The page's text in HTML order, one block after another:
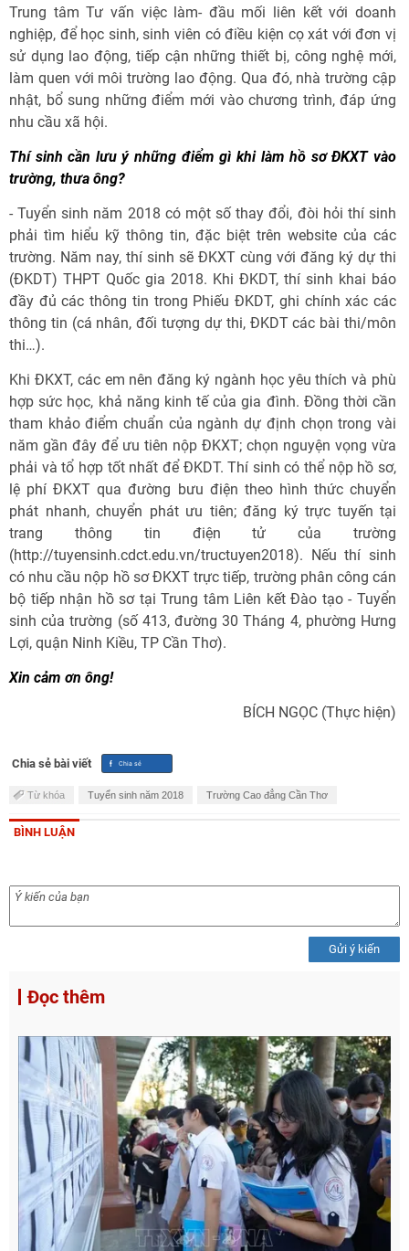
Trung tâm Tư vấn việc làm- đầu mối liên kết với doanh
nghiệp, để học sinh, sinh viên có điều kiện cọ xát với đơn vị
sử dụng lao động, tiếp cận những thiết bị, công nghệ mới,
làm quen với môi trường lao động. Qua đó, nhà trường cập
nhật, bổ sung những điểm mới vào chương trình, đáp ứng
nhu cầu xã hội.
Thí sinh cần lưu ý những điểm gì khi làm hồ sơ ĐKXT vào
trường, thưa ông?
- Tuyển sinh năm 2018 có một số thay đổi, đòi hỏi thí sinh
phải tìm hiểu kỹ thông tin, đặc biệt trên website của các
trường. Năm nay, thí sinh sẽ ĐKXT cùng với đăng ký dự thi
(ĐKDT) THPT Quốc gia 2018. Khi ĐKDT, thí sinh khai báo
đầy đủ các thông tin trong Phiếu ĐKDT, ghi chính xác các
thông tin (cá nhân, đối tượng dự thi, ĐKDT các bài thi/môn
thi…).
Khi ĐKXT, các em nên đăng ký ngành học yêu thích và phù
hợp sức học, khả năng kinh tế của gia đình. Đồng thời cần
tham khảo điểm chuẩn của ngành dự định chọn trong vài
năm gần đây để ưu tiên nộp ĐKXT; chọn nguyện vọng vừa
phải và tổ hợp tốt nhất để ĐKDT. Thí sinh có thể nộp hồ sơ,
lệ phí ĐKXT qua đường bưu điện theo hình thức chuyển
phát nhanh, chuyển phát ưu tiên; đăng ký trực tuyến tại
trang thông tin điện tử của trường
(http://tuyensinh.cdct.edu.vn/tructuyen2018). Nếu thí sinh
có nhu cầu nộp hồ sơ ĐKXT trực tiếp, trường phân công cán
bộ tiếp nhận hồ sơ tại Trung tâm Liên kết Đào tạo - Tuyển
sinh của trường (số 413, đường 30 Tháng 4, phường Hưng
Lợi, quận Ninh Kiều, TP Cần Thơ).
Xin cảm ơn ông!
BÍCH NGỌC (Thực hiện)
Chia sẻ bài viết
Từ khóa Tuyển sinh năm 2018 Trường Cao đẳng Cần Thơ
BÌNH LUẬN
Gửi ý kiến
Đọc thêm